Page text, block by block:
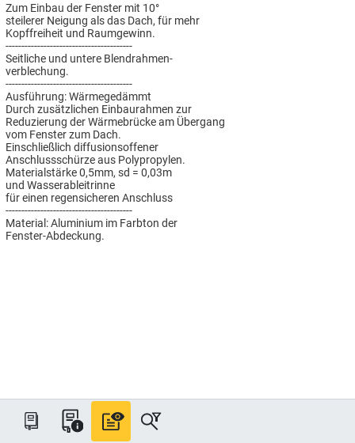
Zum Einbau der Fenster mit 10°
steilerer Neigung als das Dach, für mehr
Kopffreiheit und Raumgewinn.
----------------------------------------
Seitliche und untere Blendrahmen-
verblechung.
----------------------------------------
Ausführung: Wärmegedämmt
Durch zusätzlichen Einbaurahmen zur
Reduzierung der Wärmebrücke am Übergang
vom Fenster zum Dach.
Einschließlich diffusionsoffener
Anschlussschürze aus Polypropylen.
Materialstärke 0,5mm, sd = 0,03m
und Wasserableitrinne
für einen regensicheren Anschluss
----------------------------------------
Material: Aluminium im Farbton der
Fenster-Abdeckung.